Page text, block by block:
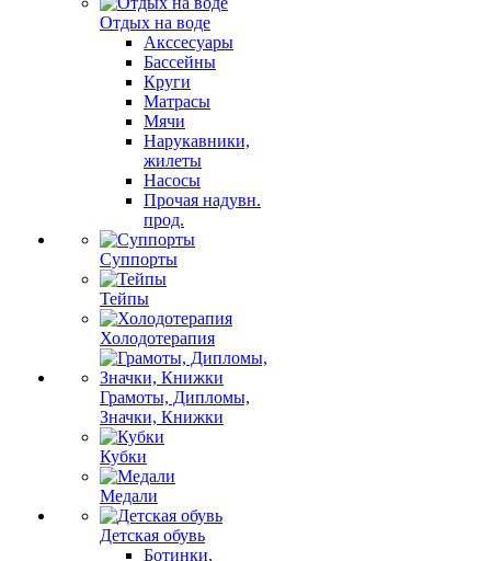
Отдых на воде
Акссесуары
Бассейны
Круги
Матрасы
Мячи
Нарукавники,
жилеты
Насосы
Прочая надувн.
прод.
Суппорты
Тейпы
Холодотерапия
Грамоты, Дипломы,
Значки, Книжки
Кубки
Медали
Детская обувь
Ботинки,